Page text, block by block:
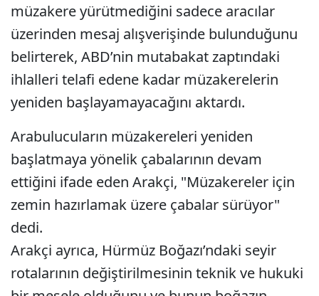
müzakere yürütmediğini sadece aracılar
üzerinden mesaj alışverişinde bulunduğunu
belirterek, ABD’nin mutabakat zaptındaki
ihlalleri telafi edene kadar müzakerelerin
yeniden başlayamayacağını aktardı.
Arabulucuların müzakereleri yeniden
başlatmaya yönelik çabalarının devam
ettiğini ifade eden Arakçi, "Müzakereler için
zemin hazırlamak üzere çabalar sürüyor"
dedi.
Arakçi ayrıca, Hürmüz Boğazı’ndaki seyir
rotalarının değiştirilmesinin teknik ve hukuki